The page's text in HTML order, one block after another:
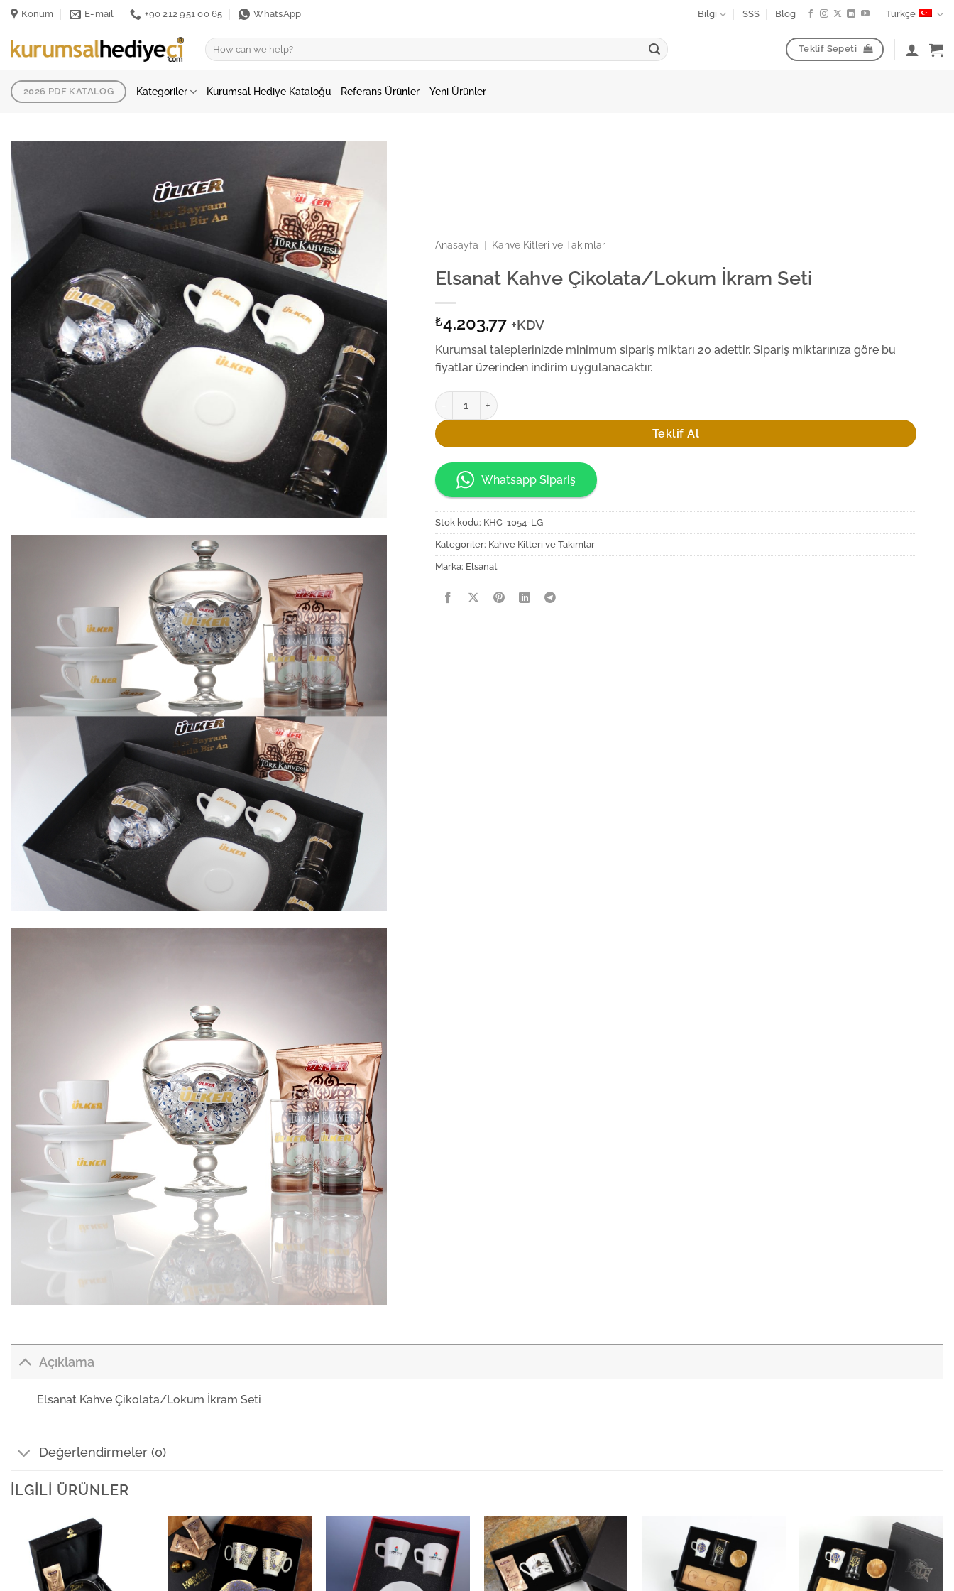
İçeriğeKonum E-mail +90 212 951 00 65 WhatsApp Bilgi SSS Blog Türkçe
Ara: Teklif Sepeti
2026 PDF KATALOG Kategoriler Kurumsal Hediye Kataloğu Referans Ürünler Yeni Ürünler
Anasayfa Kahve Kitleri ve Takımlar
Elsanat Kahve Çikolata/Lokum İkram Seti
₺4.203,77 +KDV
Kurumsal taleplerinizde minimum sipariş miktarı 20 adettir. Sipariş miktarınıza göre bu
fiyatlar üzerinden indirim uygulanacaktır.
Elsanat Kahve Çikolata/Lokum İkram Seti adet
Teklif Al
Whatsapp Sipariş
Stok kodu: KHC-1054-LG
Kategoriler: Kahve Kitleri ve Takımlar
Marka: Elsanat
Açıklama
Elsanat Kahve Çikolata/Lokum İkram Seti
Değerlendirmeler (0)
İLGILI ÜRÜNLER